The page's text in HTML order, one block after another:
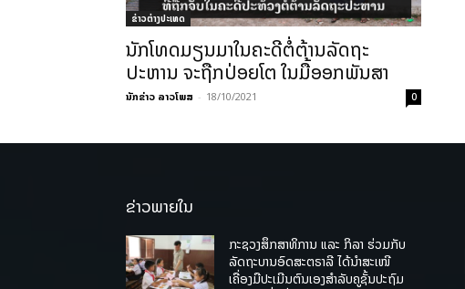
ຂ່າວຕ່າງປະເທດ
ນັກໂທດມຽນມາໃນຄະດີຕໍ່ຕ້ານລັດຖະ
ປະຫານ ຈະຖືກປ່ອຍໂຕ ໃນມື້ອອກພັນສາ
ນັກຂ່າວ ລາວໂພສ - 18/10/2021 0
ຂ່າວພາຍໃນ
ກະຊວງສຶກສາທິການ ແລະ ກິລາ ຮ່ວມກັບ
ລັດຖະບານອົດສະຕຣາລີ ໄດ້ນຳສະເໜີ
ເຄື່ອງມືປະເມີນຕົນເອງສຳລັບຄູຊັ້ນປະຖົມ